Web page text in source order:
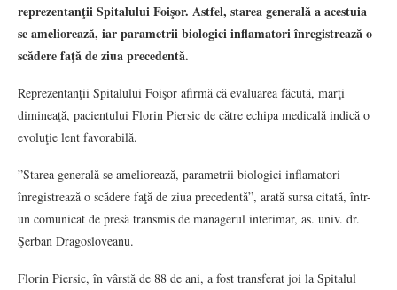
reprezentanţii Spitalului Foişor. Astfel, starea generală a acestuia
se ameliorează, iar parametrii biologici inflamatori înregistrează o
scădere faţă de ziua precedentă.
Reprezentanţii Spitalului Foişor afirmă că evaluarea făcută, marţi
dimineaţă, pacientului Florin Piersic de către echipa medicală indică o
evoluţie lent favorabilă.
”Starea generală se ameliorează, parametrii biologici inflamatori
înregistrează o scădere faţă de ziua precedentă”, arată sursa citată, într-
un comunicat de presă transmis de managerul interimar, as. univ. dr.
Şerban Dragosloveanu.
Florin Piersic, în vârstă de 88 de ani, a fost transferat joi la Spitalul